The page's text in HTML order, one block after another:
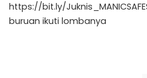
https://bit.ly/
buruan ikuti lombanya